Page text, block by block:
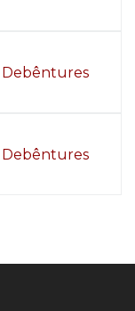
Debêntures
Debêntures